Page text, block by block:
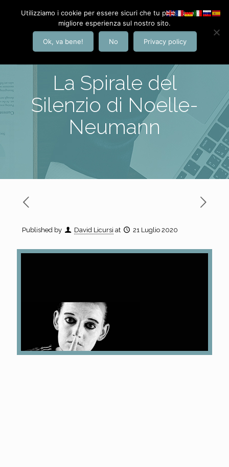
La Spirale del
Silenzio di Noelle-
Neumann
Published by David Licursi at 21 Luglio 2020
Utilizziamo i cookie per essere sicuri che tu possa avere la
migliore esperienza sul nostro sito.
Ok, va bene! No Privacy policy